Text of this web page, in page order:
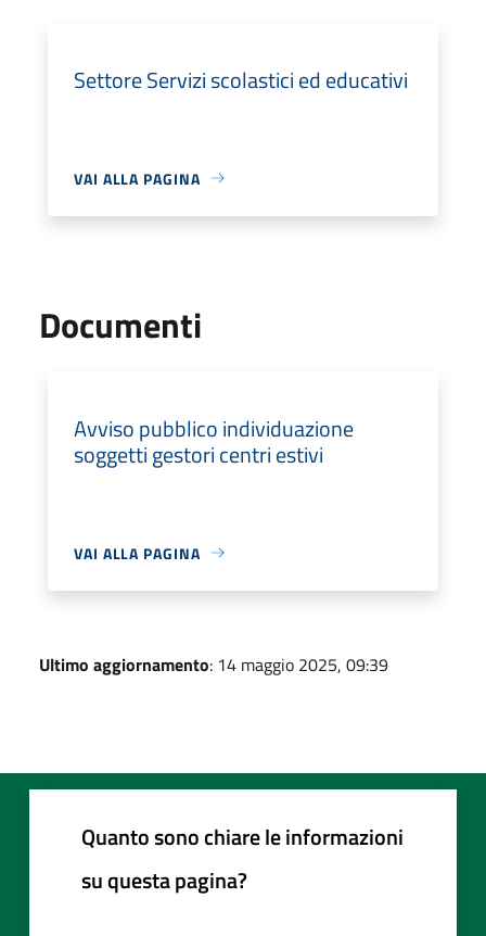
Settore Servizi scolastici ed educativi
VAI ALLA PAGINA
Documenti
Avviso pubblico individuazione
soggetti gestori centri estivi
VAI ALLA PAGINA
Ultimo aggiornamento: 14 maggio 2025, 09:39
Quanto sono chiare le informazioni
su questa pagina?